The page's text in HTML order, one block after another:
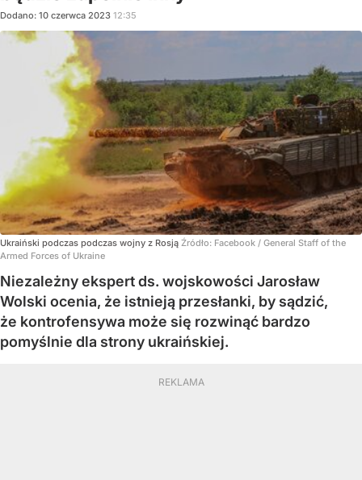
Dodano: 10 czerwca 2023 12:35
Ukraiński podczas podczas wojny z Rosją Źródło: Facebook / General Staff of the
Armed Forces of Ukraine
Niezależny ekspert ds. wojskowości Jarosław
Wolski ocenia, że istnieją przesłanki, by sądzić,
że kontrofensywa może się rozwinąć bardzo
pomyślnie dla strony ukraińskiej.